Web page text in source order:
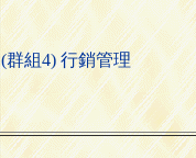
(群組4) 行銷管理